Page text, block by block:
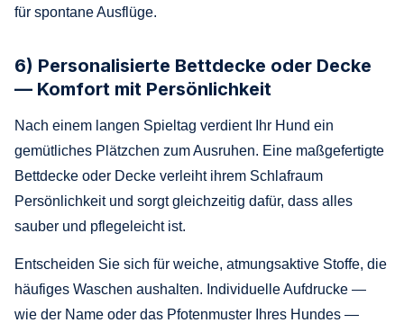
für spontane Ausflüge.
6) Personalisierte Bettdecke oder Decke
— Komfort mit Persönlichkeit
Nach einem langen Spieltag verdient Ihr Hund ein
gemütliches Plätzchen zum Ausruhen. Eine maßgefertigte
Bettdecke oder Decke verleiht ihrem Schlafraum
Persönlichkeit und sorgt gleichzeitig dafür, dass alles
sauber und pflegeleicht ist.
Entscheiden Sie sich für weiche, atmungsaktive Stoffe, die
häufiges Waschen aushalten. Individuelle Aufdrucke —
wie der Name oder das Pfotenmuster Ihres Hundes —